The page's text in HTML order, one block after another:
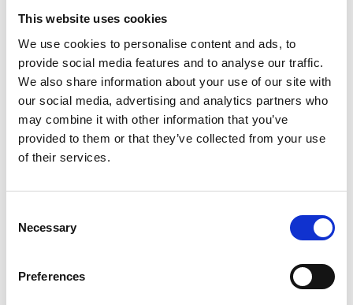
This website uses cookies
We use cookies to personalise content and ads, to
provide social media features and to analyse our traffic.
We also share information about your use of our site with
our social media, advertising and analytics partners who
may combine it with other information that you’ve
provided to them or that they’ve collected from your use
of their services.
Selection
Necessary
Preferences
NOTRE EXPERT
Éric Latreuille
l’AFDCC
Caroline Martin